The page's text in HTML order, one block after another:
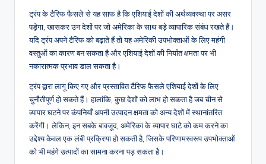
ट्रंप के टैरिफ फैसले से यह साफ है कि एशियाई देशों की अर्थव्यवस्था पर असर
पड़ेगा, खासकर उन देशों पर जो अमेरिका के साथ बड़े व्यापारिक संबंध रखते हैं।
यदि ट्रंप अपने टैरिफ को बढ़ाते हैं तो यह अमेरिकी उपभोक्ताओं के लिए महंगी
वस्तुओं का कारण बन सकता है और एशियाई देशों की निर्यात क्षमता पर भी
नकारात्मक प्रभाव डाल सकता है।
ट्रंप द्वारा लागू किए गए और प्रस्तावित टैरिफ फैसले एशियाई देशों के लिए
चुनौतीपूर्ण हो सकते हैं। हालांकि, कुछ देशों को लाभ हो सकता है जब चीन से
व्यापार घटने पर कंपनियाँ अपनी उत्पादन क्षमता को अन्य देशों में स्थानांतरित
करेंगी। लेकिन, इन सबके बावजूद, अमेरिका के व्यापार घाटे को कम करने का
उद्देश्य केवल एक लंबी प्रक्रिया हो सकती है, जिसके परिणामस्वरूप उपभोक्ताओं
को भी महंगे उत्पादों का सामना करना पड़ सकता है।